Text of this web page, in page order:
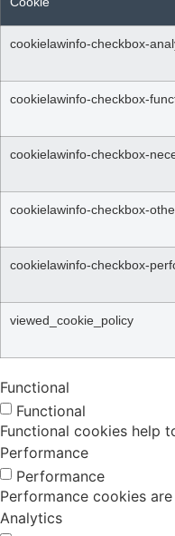
cookielawinfo-checkbox-
cookielawinfo-checkbox-
cookielawinfo-checkbox-
cookielawinfo-checkbox-
cookielawinfo-checkbox-
viewed_cookie_policy
Functional
Functional
Functional cookies help
Performance
Performance
Performance cookies
Analytics